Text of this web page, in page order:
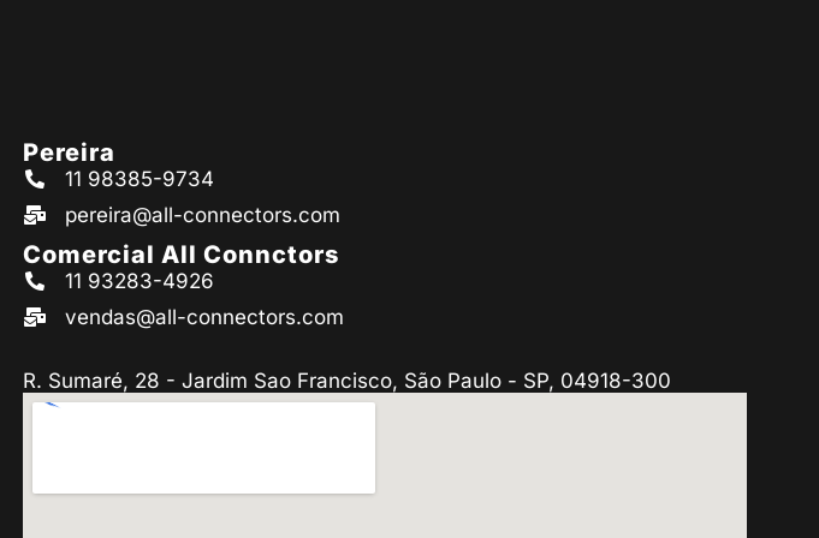
Pereira
11 98385-9734
pereira@all-connectors.com
Comercial All Connctors
11 93283-4926
vendas@all-connectors.com
R. Sumaré, 28 - Jardim Sao Francisco, São Paulo - SP, 04918-300